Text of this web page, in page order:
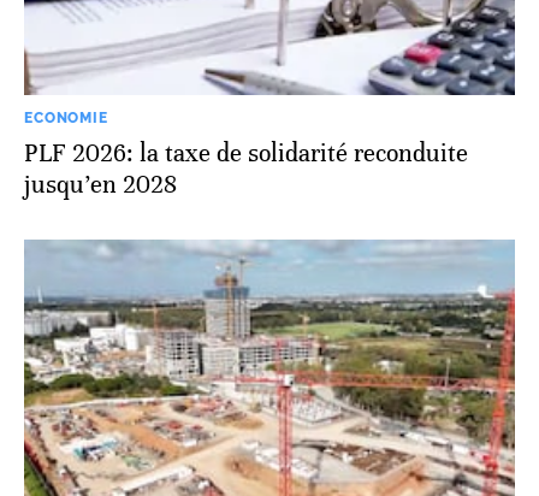
ECONOMIE
PLF 2026: la taxe de solidarité reconduite
jusqu’en 2028